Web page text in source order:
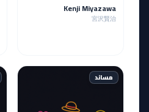
Kenji Miyazawa
宮沢賢治
مساند